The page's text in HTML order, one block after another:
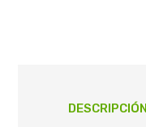
DESCRIPCIÓN